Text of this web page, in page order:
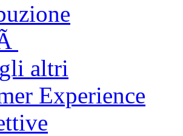
altri
Experience